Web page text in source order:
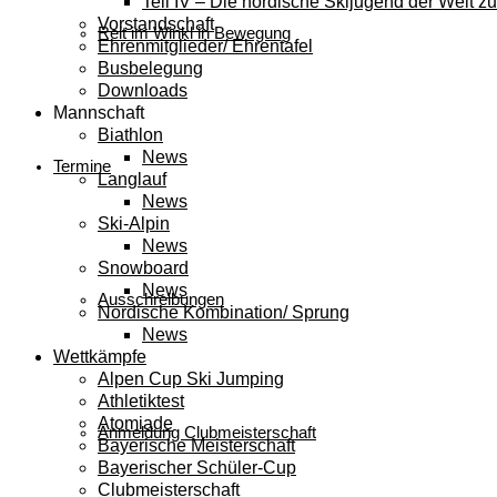
Reit im Winkl in Bewegung
Termine
Ausschreibungen
Anmeldung Clubmeisterschaft
Vorstandschaft
Ehrenmitglieder/ Ehrentafel
Busbelegung
Downloads
Mannschaft
Biathlon
News
Langlauf
News
Ski-Alpin
News
Snowboard
News
Nordische Kombination/ Sprung
News
Wettkämpfe
Alpen Cup Ski Jumping
Athletiktest
Atomiade
Bayerische Meisterschaft
Bayerischer Schüler-Cup
Clubmeisterschaft